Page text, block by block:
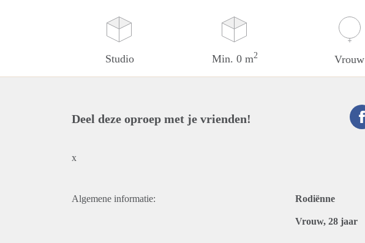
Studio Min. 0 m2 Vrouw
Deel deze oproep met je vrienden!
x
Algemene informatie: Rodiënne
Vrouw, 28 jaar